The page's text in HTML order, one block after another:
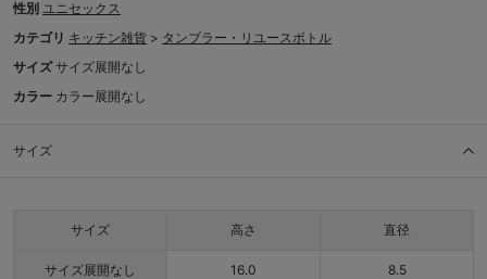
性別 ユニセックス
カテゴリ キッチン雑貨 > タンブラー・リユースボトル
サイズ サイズ展開なし
カラー カラー展開なし
サイズ
サイズ 高さ 直径
サイズ展開なし 16.0 8.5